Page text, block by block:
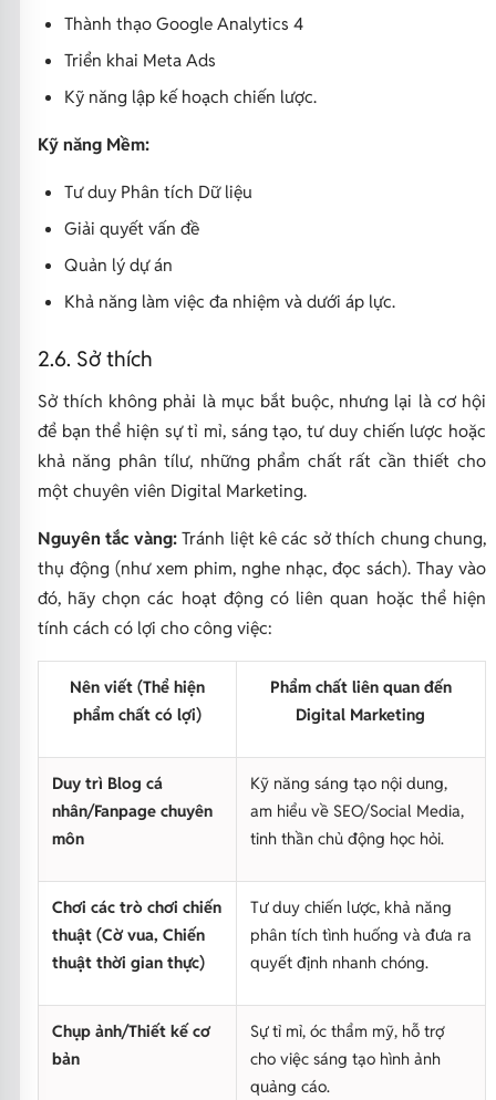
Thành thạo Google Analytics 4
Triển khai Meta Ads
Kỹ năng lập kế hoạch chiến lược.
Kỹ năng Mềm:
Tư duy Phân tích Dữ liệu
Giải quyết vấn đề
Quản lý dự án
Khả năng làm việc đa nhiệm và dưới áp lực.
2.6. Sở thích
Sở thích không phải là mục bắt buộc, nhưng lại là cơ hội
để bạn thể hiện sự tỉ mỉ, sáng tạo, tư duy chiến lược hoặc
khả năng phân tílư, những phẩm chất rất cần thiết cho
một chuyên viên Digital Marketing.
Nguyên tắc vàng:Tránh liệt kê các sở thích chung chung,
thụ động (như xem phim, nghe nhạc, đọc sách). Thay vào
đó, hãy chọn các hoạt động có liên quan hoặc thể hiện
tính cách có lợi cho công việc:
Nên viết (Thể hiện
phẩm chất có lợi)
Phẩm chất liên quan đến
Digital Marketing
Duy trì Blog cá
nhân/Fanpage chuyên
môn
Kỹ năng sáng tạo nội dung,
am hiểu về SEO/Social Media,
tinh thần chủ động học hỏi.
Chơi các trò chơi chiến
thuật (Cờ vua, Chiến
thuật thời gian thực)
Tư duy chiến lược, khả năng
phân tích tình huống và đưa ra
quyết định nhanh chóng.
Chụp ảnh/Thiết kế cơ
bản
Sự tỉ mỉ, óc thẩm mỹ, hỗ trợ
cho việc sáng tạo hình ảnh
quảng cáo.